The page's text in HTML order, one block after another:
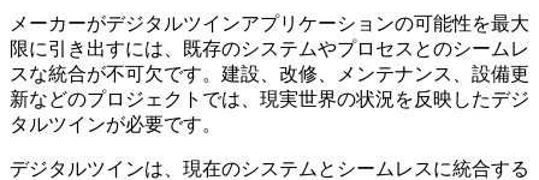
メーカーがデジタルツインアプリケーションの可能性を最大
限に引き出すには、既存のシステムやプロセスとのシームレ
スな統合が不可欠です。建設、改修、メンテナンス、設備更
新などのプロジェクトでは、現実世界の状況を反映したデジ
タルツインが必要です。
デジタルツインは、現在のシステムとシームレスに統合する